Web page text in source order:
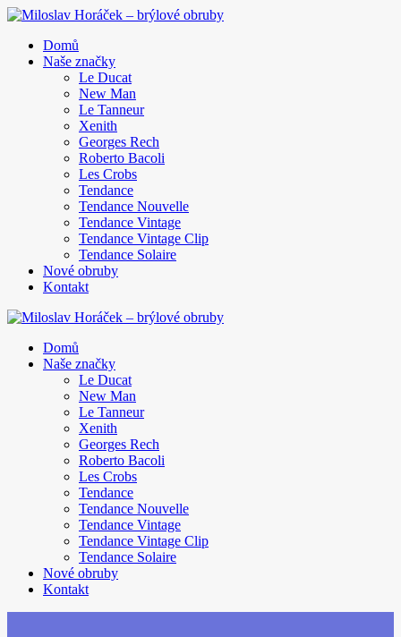
Domů
Naše značky
Le Ducat
New Man
Le Tanneur
Xenith
Georges Rech
Roberto Bacoli
Les Crobs
Tendance
Tendance Nouvelle
Tendance Vintage
Tendance Vintage Clip
Tendance Solaire
Nové obruby
Kontakt
Domů
Naše značky
Le Ducat
New Man
Le Tanneur
Xenith
Georges Rech
Roberto Bacoli
Les Crobs
Tendance
Tendance Nouvelle
Tendance Vintage
Tendance Vintage Clip
Tendance Solaire
Nové obruby
Kontakt